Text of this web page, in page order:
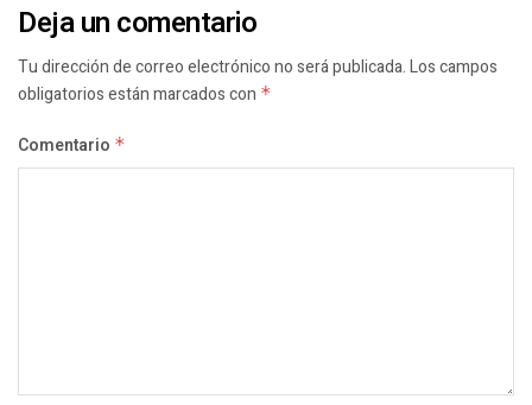
Deja un comentario
Tu dirección de correo electrónico no será publicada.Los campos
obligatorios están marcados con *
Comentario *